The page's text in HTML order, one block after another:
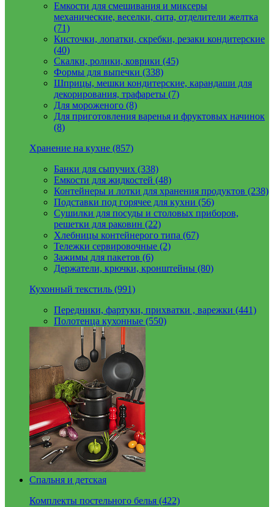
Емкости для смешивания и миксеры
механические, веселки, сита, отделители желтка
(71)
Кисточки, лопатки, скребки, резаки кондитерские
(40)
Скалки, ролики, коврики (45)
Формы для выпечки (338)
Шприцы, мешки кондитерские, карандаши для
декорирования, трафареты (7)
Для мороженого (8)
Для приготовления варенья и фруктовых начинок
(8)
Хранение на кухне (857)
Банки для сыпучих (338)
Емкости для жидкостей (48)
Контейнеры и лотки для хранения продуктов (238)
Подставки под горячее для кухни (56)
Сушилки для посуды и столовых приборов,
решетки для раковин (22)
Хлебницы контейнерого типа (67)
Тележки сервировочные (2)
Зажимы для пакетов (6)
Держатели, крючки, кронштейны (80)
Кухонный текстиль (991)
Передники, фартуки, прихватки , варежки (441)
Полотенца кухонные (550)
Спальня и детская
Комплекты постельного белья (422)